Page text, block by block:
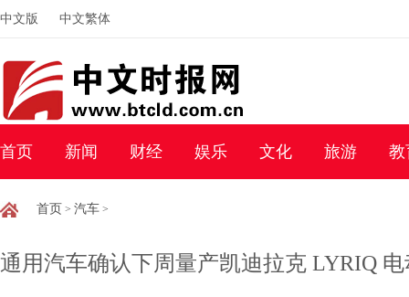
中文版 中文繁体
首页 新闻 财经 娱乐 文化 旅游 教
首页 > 汽车 >
通用汽车确认下周量产凯迪拉克 LYRIQ